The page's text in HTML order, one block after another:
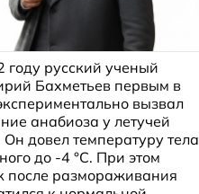
году русский ученый
Бахметьев первым в
вызвал
анабиоза у летучей
довел температуру тела
до -4 °C. При этом
после размораживания